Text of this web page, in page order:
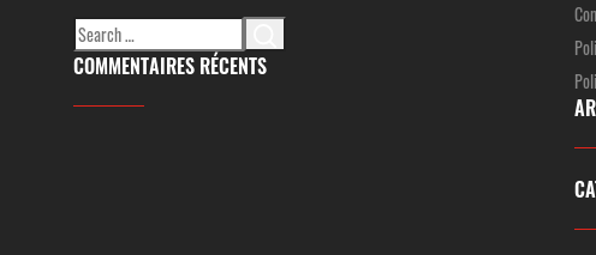
Search
for:
COMMENTAIRES RÉCENTS